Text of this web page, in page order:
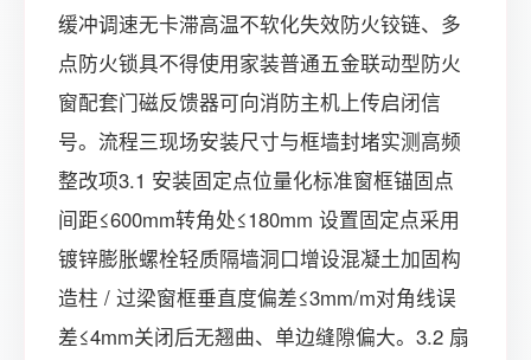
缓冲调速无卡滞高温不软化失效防火铰链、多
点防火锁具不得使用家装普通五金联动型防火
窗配套门磁反馈器可向消防主机上传启闭信
号。流程三现场安装尺寸与框墙封堵实测高频
整改项3.1 安装固定点位量化标准窗框锚固点
间距≤600mm转角处≤180mm 设置固定点采用
镀锌膨胀螺栓轻质隔墙洞口增设混凝土加固构
造柱 / 过梁窗框垂直度偏差≤3mm/m对角线误
差≤4mm关闭后无翘曲、单边缝隙偏大。3.2 扇